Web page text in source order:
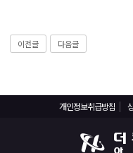
이전글 다음글
개인정보취급방침
전산세무회계 자격취득과정[전산회
직업상담사 2급 (필기+실기) 자격증